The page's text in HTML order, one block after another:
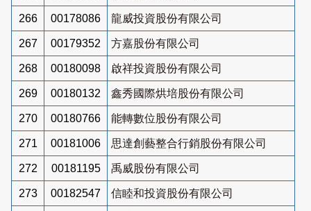
266 00178086 龍威投資股份有限公司
267 00179352 方嘉股份有限公司
268 00180098 啟祥投資股份有限公司
269 00180132 鑫秀國際烘培股份有限公司
270 00180766 能轉數位股份有限公司
271 00181006 思達創藝整合行銷股份有限公司
272 00181195 禹威股份有限公司
273 00182547 信睦和投資股份有限公司